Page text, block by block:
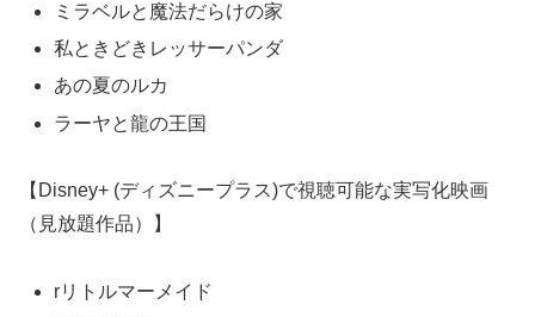
ミラベルと魔法だらけの家
私ときどきレッサーパンダ
あの夏のルカ
ラーヤと龍の王国
【Disney+ (ディズニープラス)で視聴可能な実写化映画
（見放題作品）】
rリトルマーメイド